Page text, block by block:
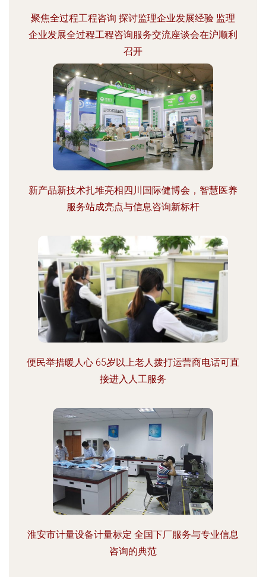
聚焦全过程工程咨询 探讨监理企业发展经验 监理
企业发展全过程工程咨询服务交流座谈会在沪顺利
召开
新产品新技术扎堆亮相四川国际健博会，智慧医养
服务站成亮点与信息咨询新标杆
便民举措暖人心 65岁以上老人拨打运营商电话可直
接进入人工服务
淮安市计量设备计量标定 全国下厂服务与专业信息
咨询的典范